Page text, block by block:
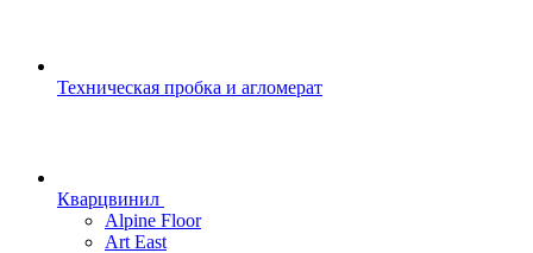
Техническая пробка и агломерат
Кварцвинил
Alpine Floor
Art East